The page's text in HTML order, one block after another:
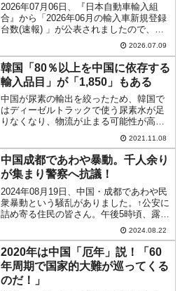
2026年07月06日、『日本自動車輸入組
合』から「2026年06月の輸入車新規登録
台数(速報) 」が公表されましたので、韓
国の『現代自動車』と中国の『BYD』の
データを確認しましょう。⇒参照・引用
元：『日本自動車輸入組合』「輸入車新
規登録...
2026.07.09
韓国「80％以上を中国に依存する
輸入品目」が「1,850」もある
中国が尿素の輸出を絞ったため、韓国で
はディーゼルトラックで使う尿素水が足
りなくなり、物流が止まる可能性が高ま
っています。これは、尿素の輸入の97％
を中国に依存していたためです。民間の
輸送車が止まるだけはなく、軍用も止ま
ります。いくらなんでも...
2021.11.08
中国成都であわや暴動。千人余り
が集まり警察へ抗議！
2024年08月19日、中国・成都であわや民
衆暴動という騒乱がありました。↑公安に
詰め寄る住民の皆さん。午後5時頃、露天
商を取り締まろうとした公安（警官）が
露天商の1人に暴力を振るい、別の1人に
手錠を掛けて連行しようとしました。し
かし、周囲...
2024.08.22
2020年は中国「厄年」説！「60
年周期で国家的大難が巡ってくる
のだ！」